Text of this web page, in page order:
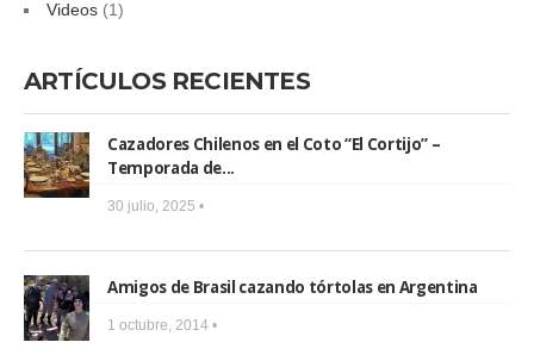
Videos (1)
ARTÍCULOS RECIENTES
Cazadores Chilenos en el Coto “El Cortijo” –
Temporada de...
30 julio, 2025 •
Amigos de Brasil cazando tórtolas en Argentina
1 octubre, 2014 •